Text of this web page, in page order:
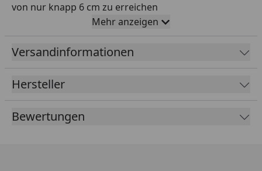
von nur knapp 6 cm zu erreichen
Auslauf um 360° schwenkbar.
Hochwertige keramische Standard-Mischpatrone,
Bedien-Hebel: rechts.
Messing nach Umweltbundesamt UBA Liste und
nach DIN EN 50930 Teil 6.
Mehr anzeigen
Versandinformationen
Hersteller
Bewertungen